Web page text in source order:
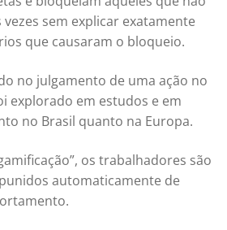
sem explicar exatamente
que causaram o bloqueio.
no julgamento de uma ação no
explorado em estudos e em
no Brasil quanto na Europa.
os trabalhadores são
automaticamente de